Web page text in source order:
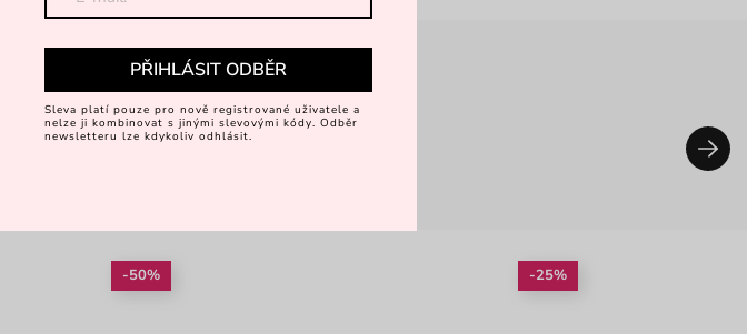
-50% -25%
PŘIHLÁSIT ODBĚR
Sleva platí pouze pro nově registrované uživatele a
nelze ji kombinovat s jinými slevovými kódy. Odběr
newsletteru lze kdykoliv odhlásit.